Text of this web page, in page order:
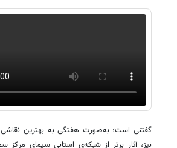
گفتنی است؛ به‌صورت هفتگی به بهترین نقاشی
نیز، آثار برتر از شبکه‌ی استانی سیمای